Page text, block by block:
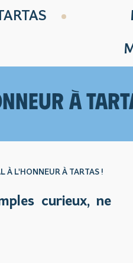
À
À L'HONNEUR À TARTAS !
curieux, ne